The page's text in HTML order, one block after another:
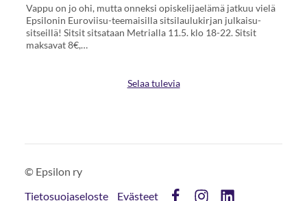
Vappu on jo ohi, mutta onneksi opiskelijaelämä jatkuu vielä
Epsilonin Euroviisu-teemaisilla sitsilaulukirjan julkaisu-
sitseillä! Sitsit sitsataan Metrialla 11.5. klo 18-22. Sitsit
maksavat 8€,…
Selaa tulevia
© Epsilon ry
Tietosuojaseloste
Evästeet